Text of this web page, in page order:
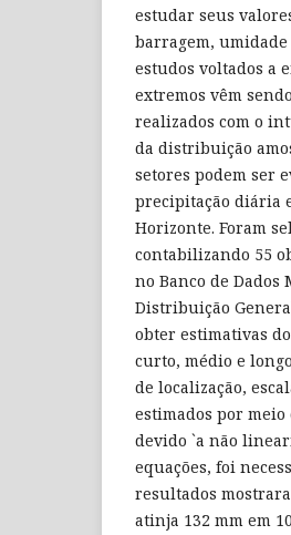
estudar seus
barragem, umidade
estudos voltados a
extremos vêm sendo
realizados com o
da distribuição
setores podem ser
precipitação diária
Horizonte. Foram
contabilizando 55
no Banco de Dados
Distribuição
obter estimativas
curto, médio e
de localização,
estimados por
devido `a não
equações, foi
resultados
atinja 132 mm em